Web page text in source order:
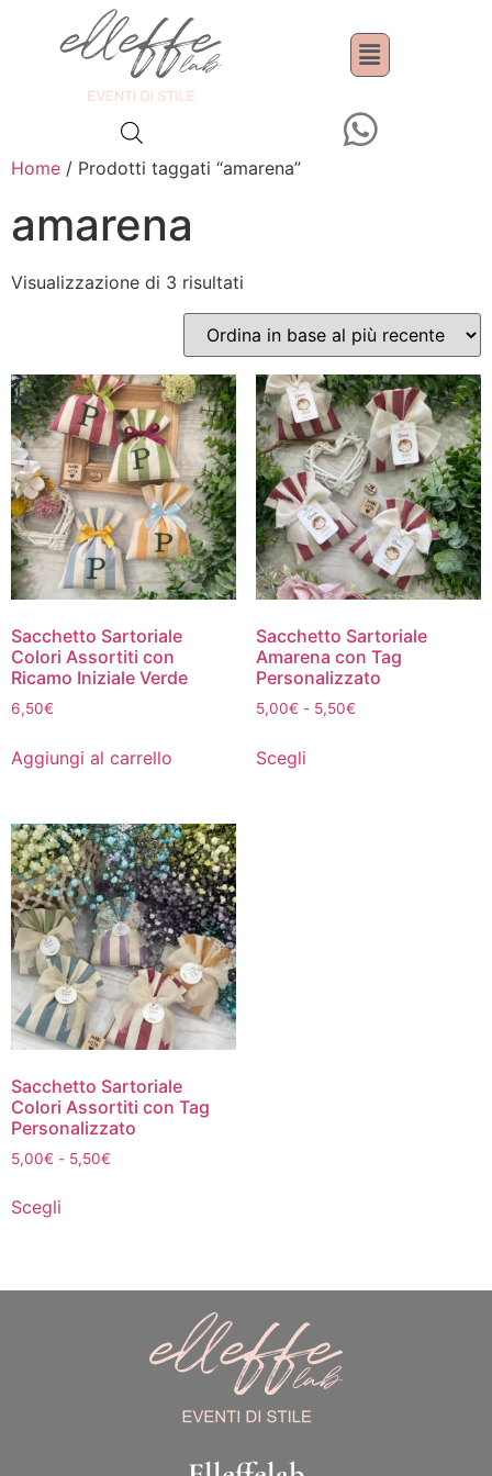
Home / Prodotti taggati “amarena”
amarena
Visualizzazione di 3 risultati
Sacchetto Sartoriale
Colori Assortiti con
Ricamo Iniziale Verde
6,50€
Aggiungi al carrello
Sacchetto Sartoriale
Amarena con Tag
Personalizzato
5,00€ - 5,50€
Scegli
Sacchetto Sartoriale
Colori Assortiti con Tag
Personalizzato
5,00€ - 5,50€
Scegli